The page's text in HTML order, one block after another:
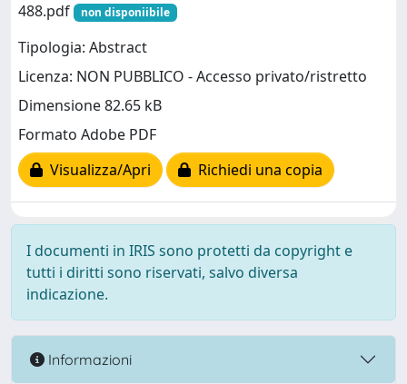
488.pdf
non disponiibile
Tipologia: Abstract
Licenza: NON PUBBLICO - Accesso privato/ristretto
Dimensione 82.65 kB
Formato Adobe PDF
Visualizza/Apri
Richiedi una copia
I documenti in IRIS sono protetti da copyright e
tutti i diritti sono riservati, salvo diversa
indicazione.
Informazioni